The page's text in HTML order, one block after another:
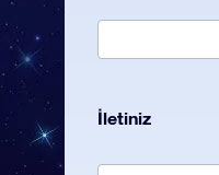
İletiniz